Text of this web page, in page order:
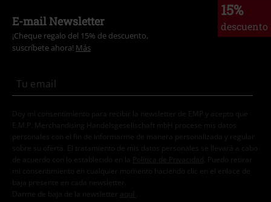
15%
descuento
E-mail Newsletter
¡Cheque regalo del 15% de descuento,
suscríbete ahora! Más
Doy mi consentimiento para recibir la newsletter de EMP y acepto que
E.M.P. Merchandising Handelsgesellschaft mbH procese mis datos
personales con el fin de informarme de manera personalizada y regular
sobre su oferta. El tratamiento de mis datos personales se llevará a cabo
de acuerdo con lo establecido en la
Política de Privacidad . Puedo retirar
mi consentimiento en cualquier momento haciendo clic en el enlace de
baja presente en cada newsletter.
Darme de baja de la newsletter
aquí